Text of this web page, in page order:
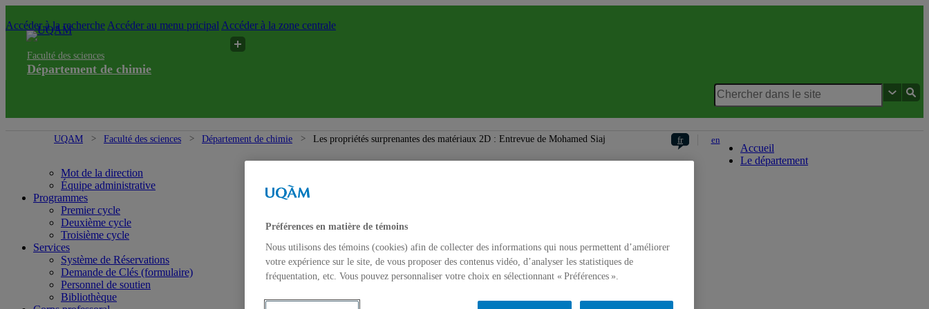
Accéder à la recherche Accéder au menu pricipal Accéder à la zone centrale
Faculté des sciences
Département de chimie
UQAM Faculté des sciences Département de chimie Les propriétés surprenantes des matériaux 2D : Entrevue de Mohamed Siaj fr en
Accueil
Le département
Mot de la direction
Équipe administrative
Programmes
Premier cycle
Deuxième cycle
Troisième cycle
Services
Système de Réservations
Demande de Clés (formulaire)
Personnel de soutien
Bibliothèque
Préférences en matière de témoins
Nous utilisons des témoins (cookies) afin de collecter des informations qui nous permettent d’améliorer
votre expérience sur le site, de vous proposer des contenus vidéo, d’analyser les statistiques de
fréquentation, etc. Vous pouvez personnaliser votre choix en sélectionnant « Préférences ».